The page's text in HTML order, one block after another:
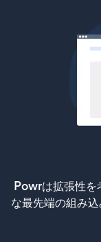
Powrは拡張性を
な最先端の組み